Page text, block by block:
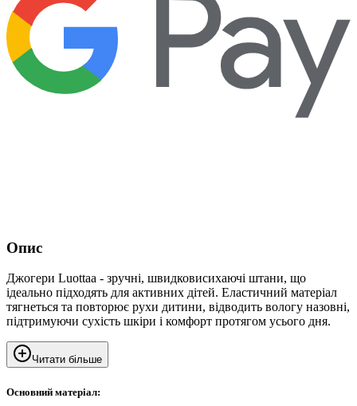
Опис
Джогери Luottaa - зручні, швидковисихаючі штани, що
ідеально підходять для активних дітей. Еластичний матеріал
тягнеться та повторює рухи дитини, відводить вологу назовні,
підтримуючи сухість шкіри і комфорт протягом усього дня.
Читати більше
Основний матеріал: